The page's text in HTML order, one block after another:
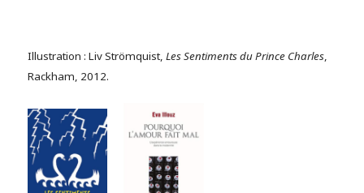
Illustration : Liv Strömquist, Les Sentiments du Prince Charles,
Rackham, 2012.